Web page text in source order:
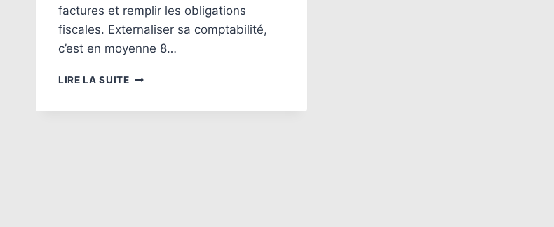
factures et remplir les obligations
fiscales. Externaliser sa comptabilité,
c’est en moyenne 8…
LIRE LA SUITECOMPTABILITÉ